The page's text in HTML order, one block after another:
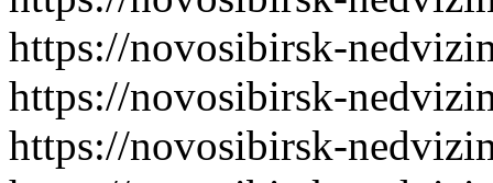
https://novosibirsk-
https://novosibirsk-
https://novosibirsk-